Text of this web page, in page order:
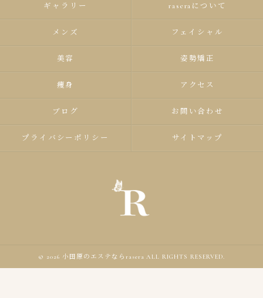
ギャラリー raseraについて
メンズ フェイシャル
美容 姿勢矯正
痩身 アクセス
ブログ お問い合わせ
プライバシーポリシー サイトマップ
© 2026 小田原のエステならrasera ALL RIGHTS RESERVED.